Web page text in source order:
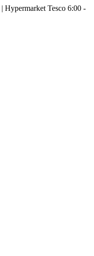
| Hypermarket Tesco 6:00 -